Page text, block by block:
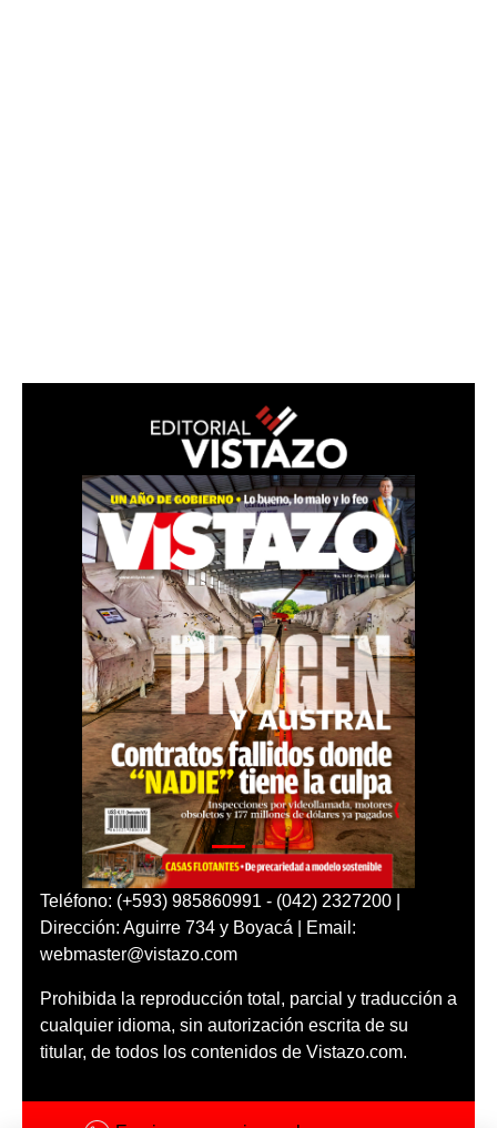
Teléfono: (+593) 985860991 - (042) 2327200 |
Dirección: Aguirre 734 y Boyacá | Email:
webmaster@vistazo.com
Prohibida la reproducción total, parcial y traducción a
cualquier idioma, sin autorización escrita de su
titular, de todos los contenidos de Vistazo.com.